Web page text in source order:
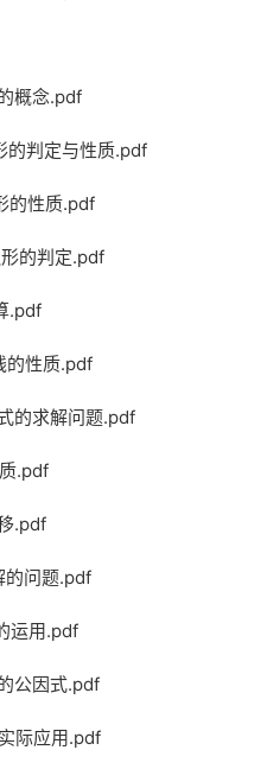
概念.pdf
的判定与性质.pdf
的性质.pdf
的判定.pdf
.pdf
的性质.pdf
的求解问题.pdf
.pdf
.pdf
的问题.pdf
运用.pdf
公因式.pdf
际应用.pdf